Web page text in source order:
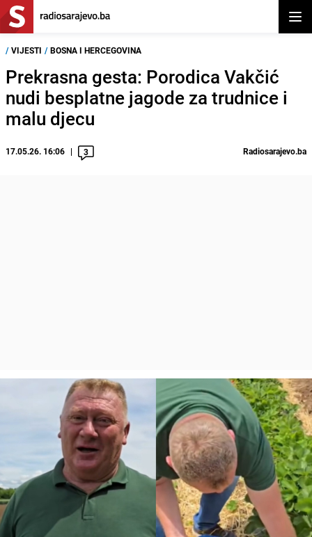
/ VIJESTI / BOSNA I HERCEGOVINA
Prekrasna gesta: Porodica Vakčić
nudi besplatne jagode za trudnice i
malu djecu
17.05.26. 16:06 3 Radiosarajevo.ba